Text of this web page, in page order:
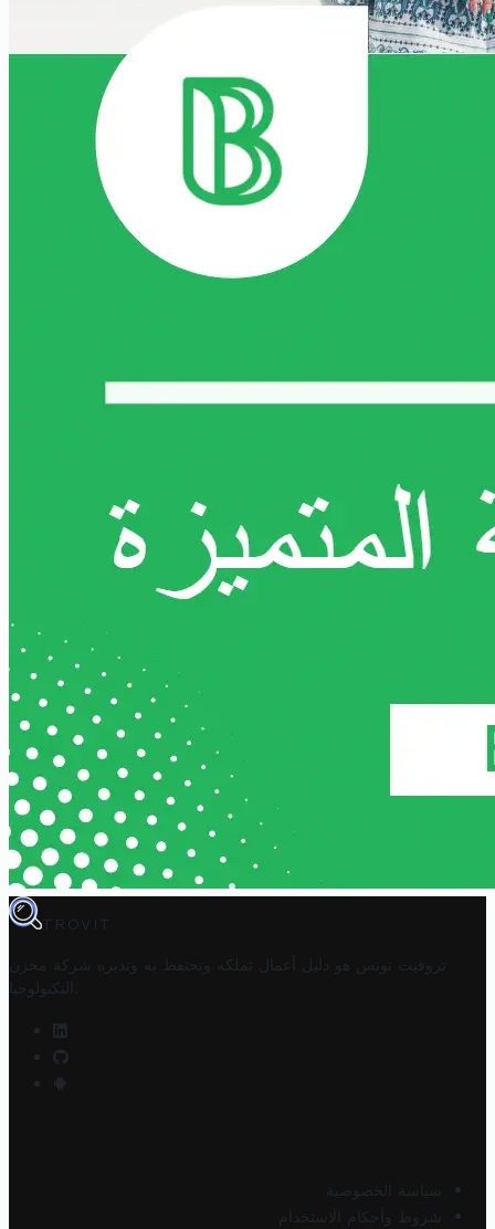
TROVIT
تروفيت تونس هو دليل أعمال تملكه وتحتفظ به وتديره
شركة مخزن
التكنولوجيا
سياسة الخصوصية
شروط وأحكام الاستخدام